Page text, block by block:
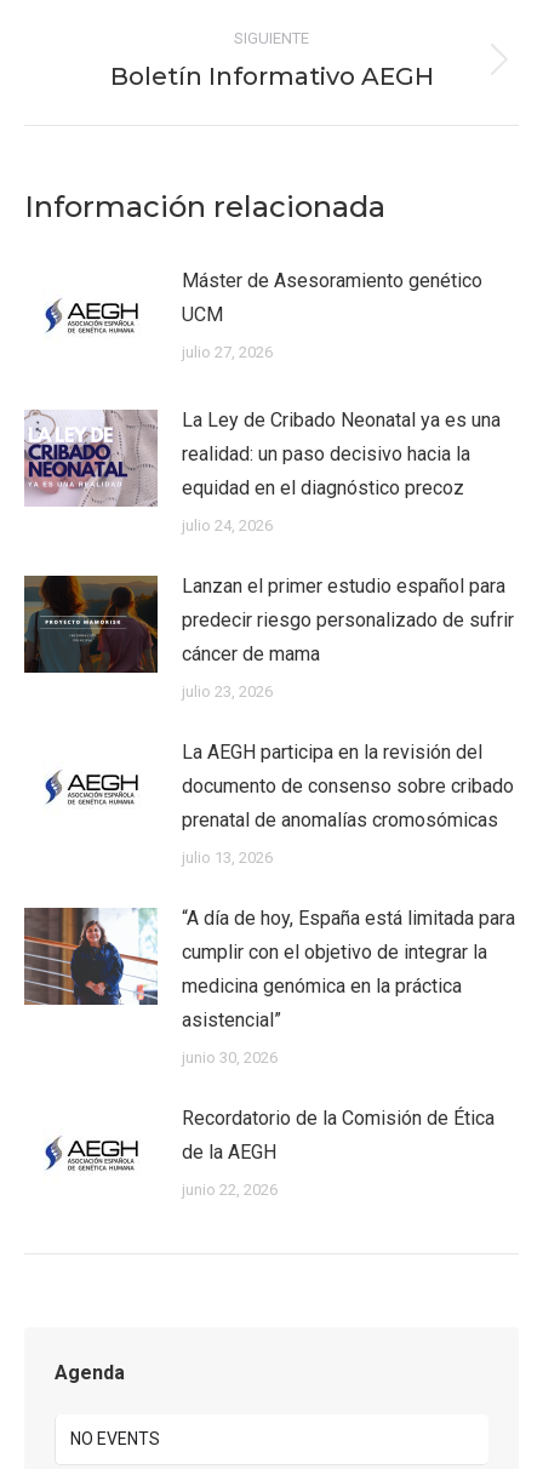
SIGUIENTE
Publicación
Boletín Informativo AEGH
Información relacionada
Máster de Asesoramiento genético
UCM
julio 27, 2026
La Ley de Cribado Neonatal ya es una
realidad: un paso decisivo hacia la
equidad en el diagnóstico precoz
julio 24, 2026
Lanzan el primer estudio español para
predecir riesgo personalizado de sufrir
cáncer de mama
julio 23, 2026
La AEGH participa en la revisión del
documento de consenso sobre cribado
prenatal de anomalías cromosómicas
julio 13, 2026
“A día de hoy, España está limitada para
cumplir con el objetivo de integrar la
medicina genómica en la práctica
asistencial”
junio 30, 2026
Recordatorio de la Comisión de Ética
de la AEGH
junio 22, 2026
Agenda
NO EVENTS